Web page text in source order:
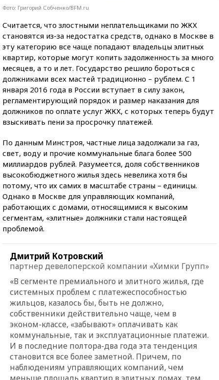
Фото: Григорий Собченко/BFM.ru
Считается, что злостными неплательщиками по ЖКХ
становятся из-за недостатка средств, однако в Москве в
эту категорию все чаще попадают владельцы элитных
квартир, которые могут копить задолженность за много
месяцев, а то и лет. Государство решило бороться с
должниками всех мастей традиционно – рублем. С 1
января 2016 года в России вступает в силу закон,
регламентирующий порядок и размер наказания для
должников по оплате услуг ЖКХ, с которых теперь будут
взыскивать пени за просрочку платежей.
По данным Минстроя, частные лица задолжали за газ,
свет, воду и прочие коммунальные блага более 500
миллиардов рублей. Разумеется, доля собственников
высокобюджетного жилья здесь невелика хотя бы
потому, что их самих в масштабе страны – единицы.
Однако в Москве для управляющих компаний,
работающих с домами, относящимися к высоким
сегментам, «элитные» должники стали настоящей
проблемой.
Дмитрий Котровский
партнер девелоперской компании «Химки Групп»
«В сегменте премиального и элитного жилья, где
системных проблем с платежеспособностью
жильцов, казалось бы, быть не должно,
собственники действительно чаще, чем в
эконом-классе, «забывают» оплачивать как
коммунальные, так и эксплуатационные платежи.
И в последние полтора-два года эта тенденция
становится все более заметной. Причем, по
наблюдениям управляющих компаний, чем